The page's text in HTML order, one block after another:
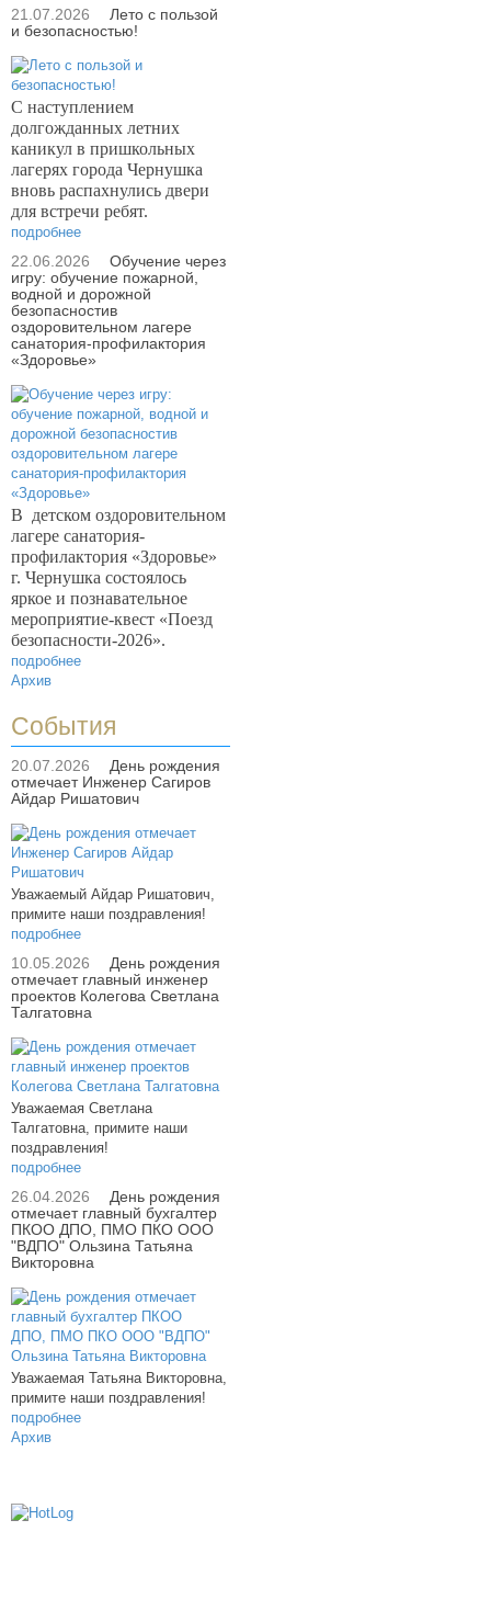
21.07.2026
Лето с пользой
и безопасностью!
С наступлением
долгожданных летних
каникул в пришкольных
лагерях города Чернушка
вновь распахнулись двери
для встречи ребят.
подробнее
22.06.2026
Обучение через
игру: обучение пожарной,
водной и дорожной
безопасностив
оздоровительном лагере
санатория-профилактория
«Здоровье»
В детском оздоровительном
лагере санатория-
профилактория «Здоровье»
г. Чернушка состоялось
яркое и познавательное
мероприятие-квест «Поезд
безопасности-2026».
подробнее
Архив
События
20.07.2026
День рождения
отмечает Инженер Сагиров
Айдар Ришатович
Уважаемый Айдар Ришатович,
примите наши поздравления!
подробнее
10.05.2026
День рождения
отмечает главный инженер
проектов Колегова Светлана
Талгатовна
Уважаемая Светлана
Талгатовна, примите наши
поздравления!
подробнее
26.04.2026
День рождения
отмечает главный бухгалтер
ПКОО ДПО, ПМО ПКО ООО
"ВДПО" Ользина Татьяна
Викторовна
Уважаемая Татьяна Викторовна,
примите наши поздравления!
подробнее
Архив